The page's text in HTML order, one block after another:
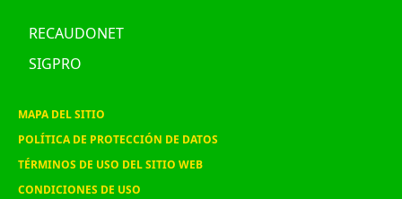
RECAUDONET
SIGPRO
MAPA DEL SITIO
POLÍTICA DE PROTECCIÓN DE DATOS
TÉRMINOS DE USO DEL SITIO WEB
CONDICIONES DE USO